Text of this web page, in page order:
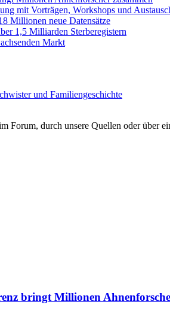
mit Vorträgen, Workshops und
Millionen neue Datensätze
1,5 Milliarden Sterberegistern
Markt
und Familiengeschichte
Forum, durch unsere Quellen oder
bringt Millionen